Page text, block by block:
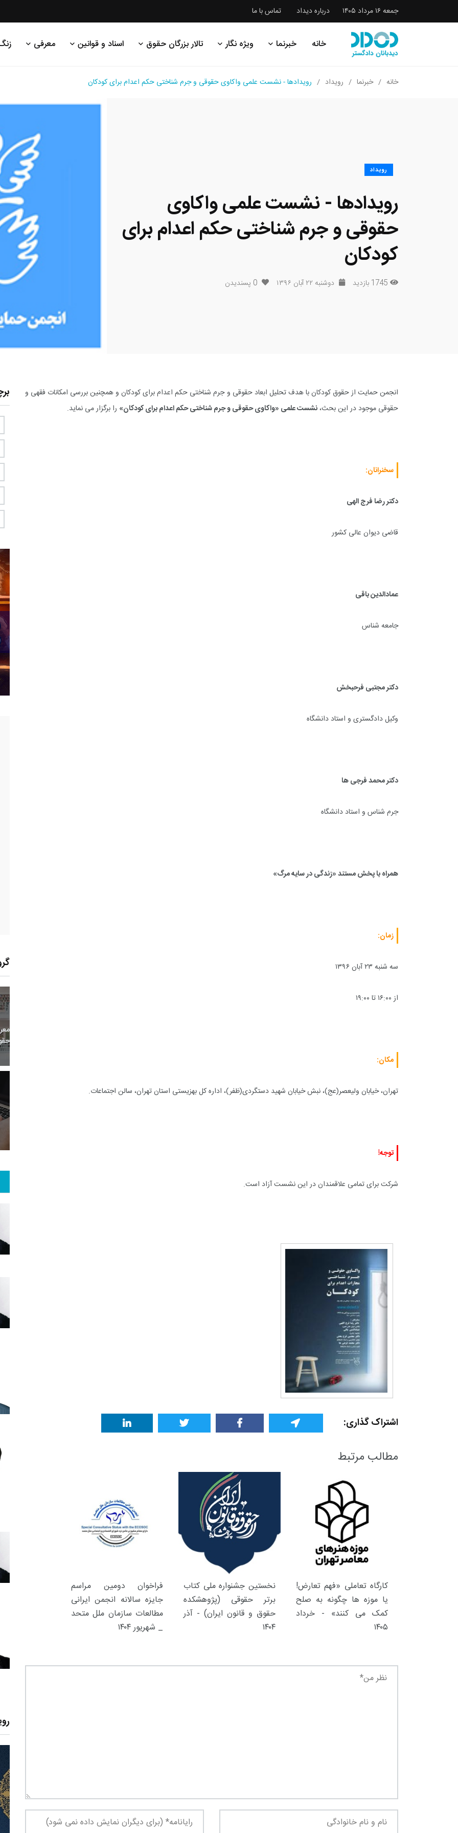
جمعه ۱۶ مرداد ۱۴۰۵ درباره دیداد تماس با ما
خانه خبرنما ویژه نگار تالار بزرگان حقوق اسناد و قوانین معرفی
خانه خبرنما رویداد رویدادها - نشست علمی واکاوی حقوقی و جرم شناختی حکم اعدام برای کودکان
رویداد
رویدادها - نشست علمی واکاوی
حقوقی و جرم شناختی حکم اعدام برای
کودکان
1745 بازدید دوشنبه ۲۲ آبان ۱۳۹۶ 0 پسندیدن
انجمن حمایت از حقوق کودکان با هدف تحلیل ابعاد حقوقی و جرم شناختی حکم اعدام برای کودکان و همچنین بررسی امکانات فقهی و
حقوقی موجود در این بحث،نشست علمی «واکاوی حقوقی و جرم شناختی حکم اعدام برای کودکان» را برگزار می نماید.
سخنرانان:
دکتر رضا فرج الهی
قاضی دیوان عالی کشور
عمادالدین باقی
جامعه شناس
دکتر مجتبی فرحبخش
وکیل دادگستری و استاد دانشگاه
دکتر محمد فرجی ها
جرم شناس و استاد دانشگاه
همراه با پخش مستند «زندگی در سایه مرگ»
زمان:
سه شنبه ۲۳ آبان ۱۳۹۶
از ۱۶:۰۰ تا ۱۹:۰۰
مکان:
تهران، خیابان ولیعصر(عج)، نبش خیابان شهید دستگردی(ظفر)، اداره کل بهزیستی استان تهران، سالن اجتماعات.
توجه!
شرکت برای تمامی علاقمندان در این نشست آزاد است.
اشتراک گذاری:
مطالب مرتبط
کارگاه تعاملی «فهم تعارض!
یا موزه ها چگونه به صلح
کمک می کنند» - خرداد
۱۴۰۵
نخستین جشنواره ملی کتاب
برتر حقوقی (پژوهشکده
حقوق و قانون ایران) - آذر
۱۴۰۴
فراخوان دومین مراسم
جایزه سالانه انجمن ایرانی
مطالعات سازمان ملل متحد
_ شهریور ۱۴۰۴